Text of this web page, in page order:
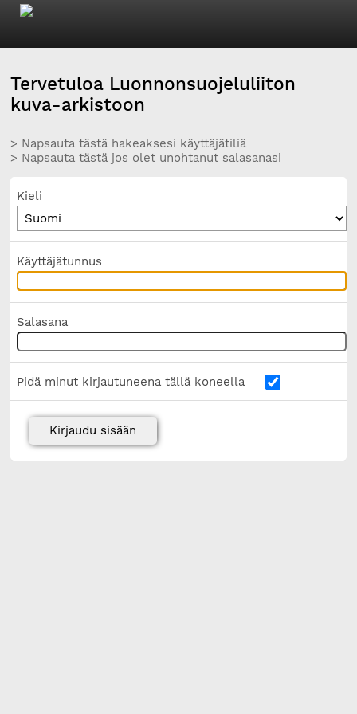
Tervetuloa Luonnonsuojeluliiton
kuva-arkistoon
> Napsauta tästä hakeaksesi käyttäjätiliä
> Napsauta tästä jos olet unohtanut salasanasi
Kieli
Käyttäjätunnus
Salasana
Pidä minut kirjautuneena tällä koneella